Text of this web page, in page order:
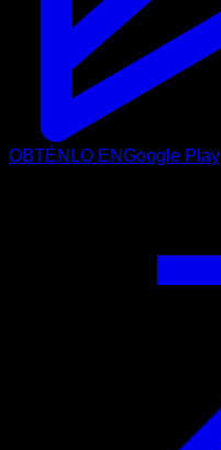
OBTÉNLO ENGoogle Play